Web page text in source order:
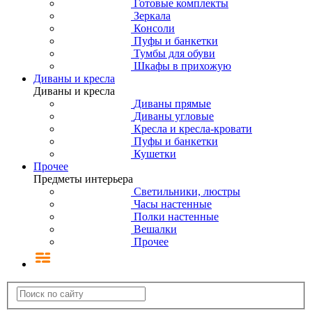
Готовые комплекты
Зеркала
Консоли
Пуфы и банкетки
Тумбы для обуви
Шкафы в прихожую
Диваны и кресла
Диваны и кресла
Диваны прямые
Диваны угловые
Кресла и кресла-кровати
Пуфы и банкетки
Кушетки
Прочее
Предметы интерьера
Светильники, люстры
Часы настенные
Полки настенные
Вешалки
Прочее